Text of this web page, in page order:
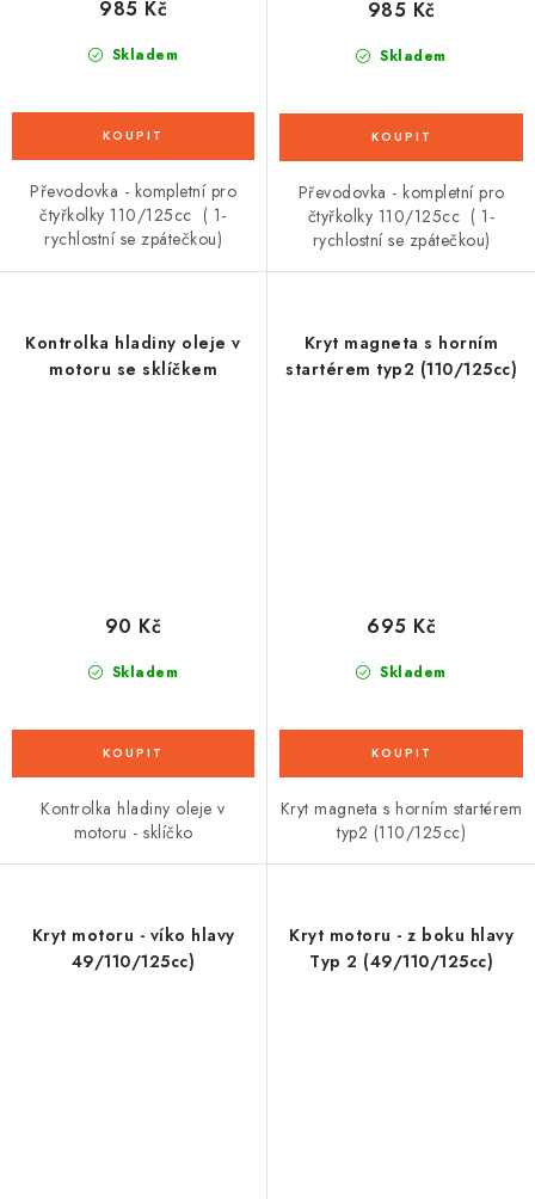
Skladem
985 Kč
Převodovka - kompletní pro
čtyřkolky 110/125cc ( 1-
rychlostní se zpátečkou)
Skladem
985 Kč
Převodovka - kompletní pro
čtyřkolky 110/125cc ( 1-
rychlostní se zpátečkou)
Kontrolka hladiny oleje v
motoru se sklíčkem
Skladem
90 Kč
Kontrolka hladiny oleje v
motoru - sklíčko
Kryt magneta s horním
startérem typ2 (110/125cc)
Skladem
695 Kč
Kryt magneta s horním startérem
typ2 (110/125cc)
Kryt motoru - víko hlavy
49/110/125cc)
Kryt motoru - z boku hlavy
Typ 2 (49/110/125cc)